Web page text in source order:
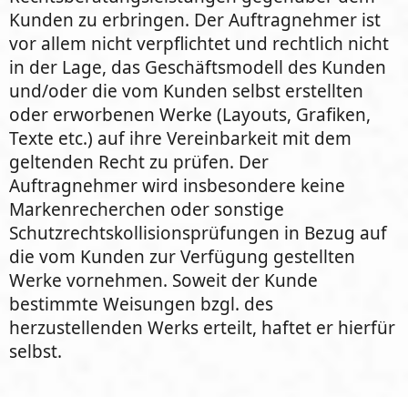
Kunden zu erbringen. Der Auftragnehmer ist
vor allem nicht verpflichtet und rechtlich nicht
in der Lage, das Geschäftsmodell des Kunden
und/oder die vom Kunden selbst erstellten
oder erworbenen Werke (Layouts, Grafiken,
Texte etc.) auf ihre Vereinbarkeit mit dem
geltenden Recht zu prüfen. Der
Auftragnehmer wird insbesondere keine
Markenrecherchen oder sonstige
Schutzrechtskollisionsprüfungen in Bezug auf
die vom Kunden zur Verfügung gestellten
Werke vornehmen. Soweit der Kunde
bestimmte Weisungen bzgl. des
herzustellenden Werks erteilt, haftet er hierfür
selbst.